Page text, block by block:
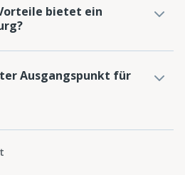
bietet ein
Ausgangspunkt für